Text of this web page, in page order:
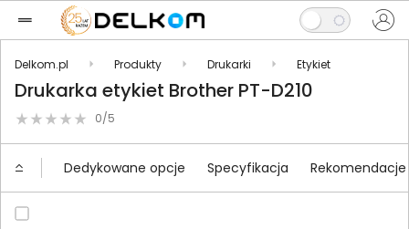
Delkom.pl Produkty Drukarki Etykiet
Drukarka etykiet Brother PT-D210
0/5
Dedykowane opcje Specyfikacja Rekomendacje